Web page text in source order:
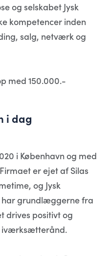
og selskabet Jysk
kompetencer inden
salg, netværk og
med 150.000.-
i dag
i København og med
er ejet af Silas
og Jysk
grundlæggerne fra
drives positivt og
iværksætterånd.